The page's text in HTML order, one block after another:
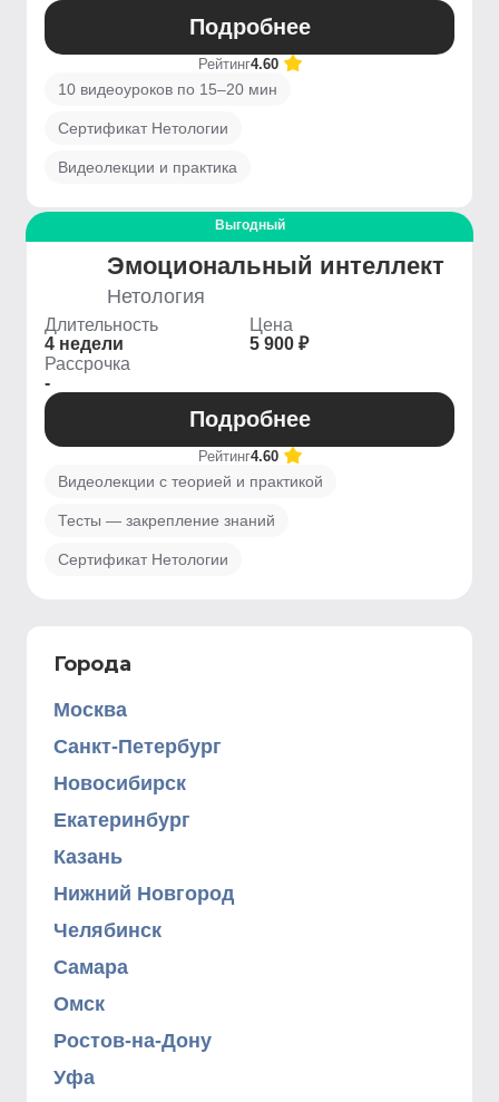
Подробнее
Рейтинг4.60
10 видеоуроков по 15–20 мин
Сертификат Нетологии
Видеолекции и практика
Выгодный
Эмоциональный интеллект
Нетология
Длительность
4 недели
Цена
5 900 ₽
Рассрочка
-
Подробнее
Рейтинг4.60
Видеолекции с теорией и практикой
Тесты — закрепление знаний
Сертификат Нетологии
Города
Москва
Санкт-Петербург
Новосибирск
Екатеринбург
Казань
Нижний Новгород
Челябинск
Самара
Омск
Ростов-на-Дону
Уфа